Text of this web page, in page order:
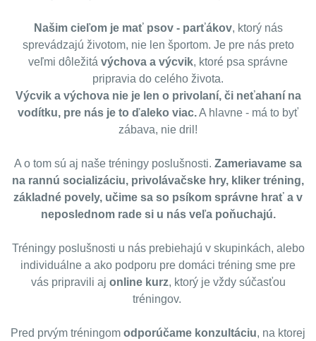
Našim cieľom je mať psov - parťákov, ktorý nás
sprevádzajú životom, nie len športom. Je pre nás preto
veľmi dôležitá výchova a výcvik, ktoré psa správne
pripravia do celého života.
Výcvik a výchova nie je len o privolaní, či neťahaní na
vodítku, pre nás je to ďaleko viac.A hlavne - má to byť
zábava, nie dril!
A o tom sú aj naše tréningy poslušnosti. Zameriavame sa
na rannú socializáciu, privolávačske hry, kliker tréning,
základné povely, učime sa so psíkom správne hrať a v
neposlednom rade si u nás veľa poňuchajú.
Tréningy poslušnosti u nás prebiehajú v skupinkách, alebo
individuálne a ako podporu pre domáci tréning sme pre
vás pripravili aj online kurz, ktorý je vždy súčasťou
tréningov.
Pred prvým tréningom odporúčame konzultáciu, na ktorej